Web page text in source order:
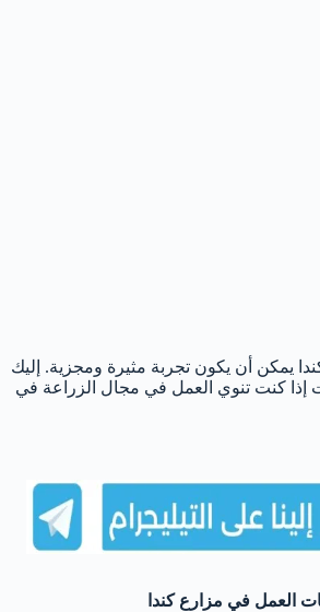
يمكن أن يكون تجربة مثيرة ومجزية. إليك
إذا كنت تنوي العمل في مجال الزراعة في
العمل في مزارع كندا